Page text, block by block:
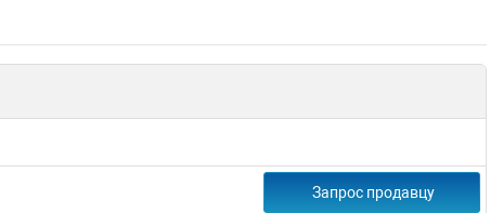
Запрос продавцу